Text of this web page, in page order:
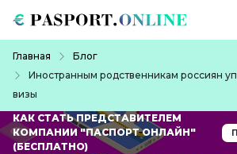
Главная
Блог
Иностранным родственникам россиян
визы
КАК СТАТЬ ПРЕДСТАВИТЕЛЕМ
КОМПАНИИ "ПАСПОРТ ОНЛАЙН"
(БЕСПЛАТНО)